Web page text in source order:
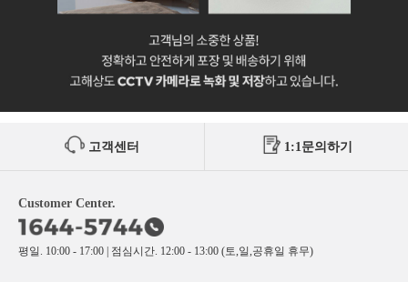
고객센터 1:1문의하기
Customer Center.
평일. 10:00 - 17:00 | 점심시간. 12:00 - 13:00 (토,일,공휴일 휴무)